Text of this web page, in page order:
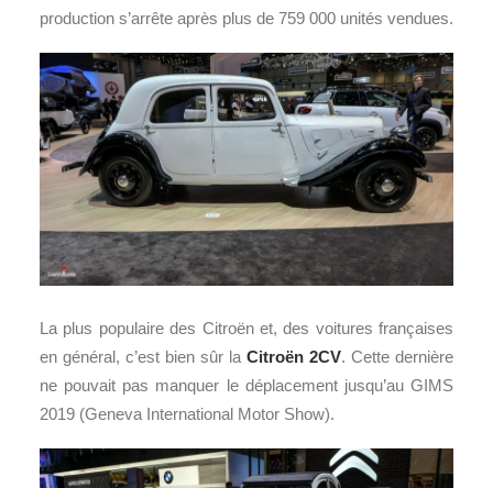
production s’arrête après plus de 759 000 unités vendues.
La plus populaire des Citroën et, des voitures françaises
en général, c’est bien sûr la Citroën 2CV. Cette dernière
ne pouvait pas manquer le déplacement jusqu’au GIMS
2019 (Geneva International Motor Show).